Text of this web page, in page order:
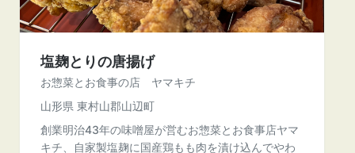
塩麹とりの唐揚げ
お惣菜とお食事の店 ヤマキチ
山形県 東村山郡山辺町
創業明治43年の味噌屋が営むお惣菜とお食事店ヤマ
キチ、自家製塩麹に国産鶏もも肉を漬け込んでやわ